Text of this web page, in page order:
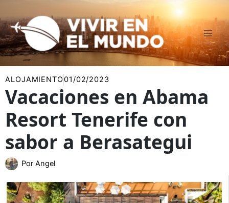
al
contenido
ALOJAMIENTO01/02/2023
Vacaciones en Abama
Resort Tenerife con
sabor a Berasategui
Por Angel